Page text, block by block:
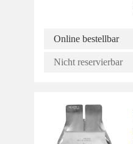
Online bestellbar
Nicht reservierbar